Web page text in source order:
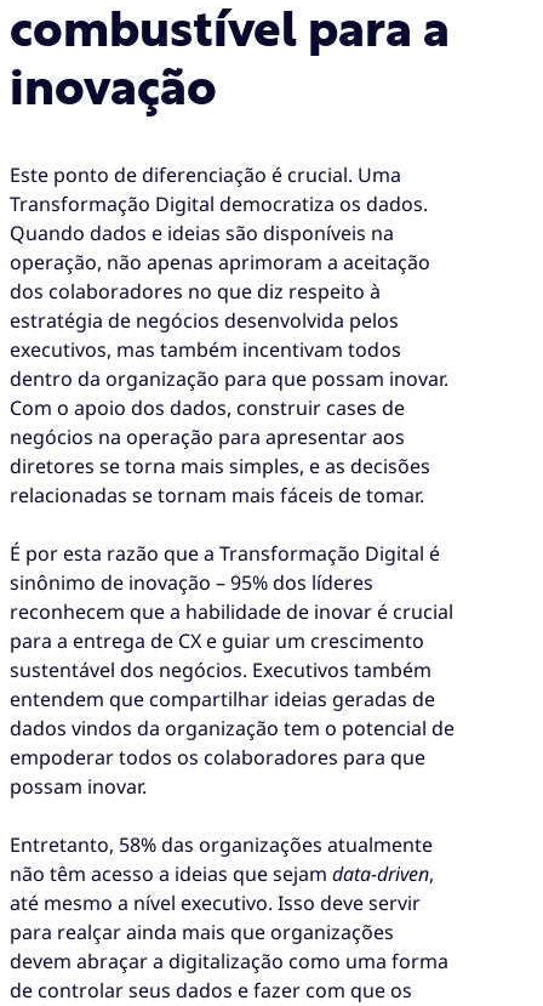
combustível para a
inovação
Este ponto de diferenciação é crucial. Uma
Transformação Digital democratiza os dados.
Quando dados e ideias são disponíveis na
operação, não apenas aprimoram a aceitação
dos colaboradores no que diz respeito à
estratégia de negócios desenvolvida pelos
executivos, mas também incentivam todos
dentro da organização para que possam inovar.
Com o apoio dos dados, construir cases de
negócios na operação para apresentar aos
diretores se torna mais simples, e as decisões
relacionadas se tornam mais fáceis de tomar.
É por esta razão que a Transformação Digital é
sinônimo de inovação – 95% dos líderes
reconhecem que a habilidade de inovar é crucial
para a entrega de CX e guiar um crescimento
sustentável dos negócios. Executivos também
entendem que compartilhar ideias geradas de
dados vindos da organização tem o potencial de
empoderar todos os colaboradores para que
possam inovar.
Entretanto, 58% das organizações atualmente
não têm acesso a ideias que sejam data-driven,
até mesmo a nível executivo. Isso deve servir
para realçar ainda mais que organizações
devem abraçar a digitalização como uma forma
de controlar seus dados e fazer com que os